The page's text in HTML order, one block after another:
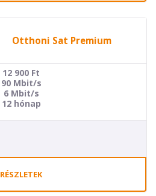
Otthoni Sat Premium
12 900 Ft
90 Mbit/s
6 Mbit/s
12 hónap
RÉSZLETEK